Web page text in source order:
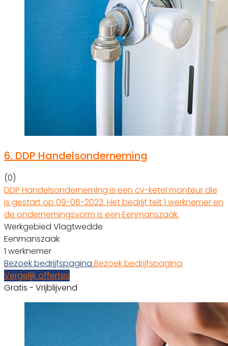
6. DDP Handelsonderneming
(0)
DDP Handelsonderneming is een cv-ketel monteur die
is gestart op 09-06-2023. Het bedrijf telt 1 werknemer en
de ondernemingsvorm is een Eenmanszaak.
Werkgebied Vlagtwedde
Eenmanszaak
1 werknemer
Bezoek bedrijfspagina Bezoek bedrijfspagina
Vergelijk offertes
Gratis - Vrijblijvend